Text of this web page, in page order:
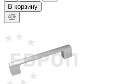
В корзину